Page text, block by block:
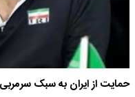
حمایت از ایران به سبک